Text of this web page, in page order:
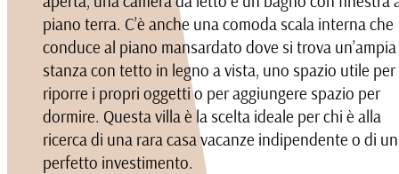
piano terra. C’è anche una comoda scala interna che
conduce al piano mansardato dove si trova un’ampia
stanza con tetto in legno a vista, uno spazio utile per
riporre i propri oggetti o per aggiungere spazio per
dormire. Questa villa è la scelta ideale per chi è alla
ricerca di una rara casa vacanze indipendente o di un
perfetto investimento.